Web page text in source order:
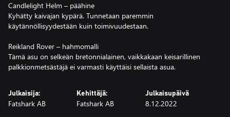
Candlelight Helm – päähine
Kyhätty kaivajan kypärä. Tunnetaan paremmin
käytännöllisyydestään kuin toimivuudestaan.
Reikland Rover – hahmomalli
Tämä asu on selkeän bretonnialainen, vaikkakaan keisarillinen
Julkaisija:
Fatshark AB
Kehittäjä:
Fatshark AB
Julkaisupäivä
8.12.2022